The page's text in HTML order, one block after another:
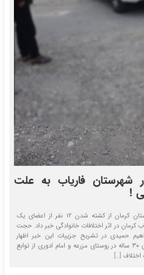
در شهرستان فاریاب به علت
!
رئیس کل دادگستری استان کرمان از کشته شدن ۱۲ نفر از اعضای یک
کرمان در اثر اختلافات خانوادگی خبر داد. حجت
حمیدی در تشریح جزییات این خبر اظهار
داشت: بامداد امروز فردی ۳۰ ساله در روستای مزرعه و امام ادوری از توابع
اختلاف […]